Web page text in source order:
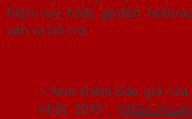
hiện nay hoặc gọi đến hotline:
vấn và hỗ trợ.
> Xem thêm Báo giá
nhất 2019 : https://